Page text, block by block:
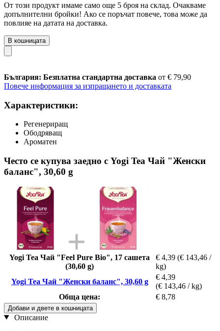
От този продукт имаме само още 5 броя на склад. Очакваме
допълнителни бройки! Ако се поръчат повече, това може да
повлияе на датата на доставка.
В кошницата
България: Безплатна стандартна доставка от € 79,90
Повече информация за изпращането и доставката
Характеристики:
Регенериращ
Ободряващ
Ароматен
Често се купува заедно с Yogi Tea Чай "Женски
баланс", 30,60 g
Yogi Tea Чай "Feel Pure Bio", 17 сашета
(30,60 g)
€ 4,39 (€ 143,46 /
kg)
Yogi Tea Чай "Женски баланс", 30,60 g
€ 4,39
(€ 143,46 / kg)
Обща цена:
€ 8,78
Добави и двете в кошницата
Описание